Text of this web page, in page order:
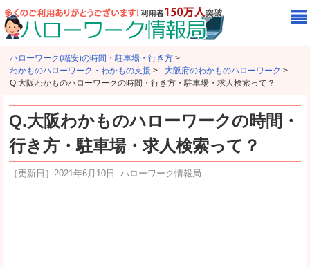
ハローワーク(職安)の時間・駐車場・行き方 >
わかものハローワーク・わかもの支援 > 大阪府のわかものハローワーク >
Q.大阪わかものハローワークの時間・行き方・駐車場・求人検索って？
Q.大阪わかものハローワークの時間・
行き方・駐車場・求人検索って？
［更新日］ 2021年6月10日 ハローワーク情報局